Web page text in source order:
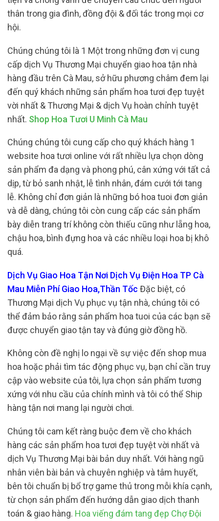
thân trong gia đình, đồng đội & đối tác trong mọi cơ
hội.
Chúng chúng tôi là 1 Một trong những đơn vị cung
cấp dịch Vụ Thương Mại chuyển giao hoa tận nhà
hàng đầu trên Cà Mau, sở hữu phương châm đem lại
đến quý khách những sản phẩm hoa tươi đẹp tuyệt
vời nhất & Thương Mại & dịch Vụ hoàn chỉnh tuyệt
nhất. Shop Hoa Tươi U Minh Cà Mau
Chúng chúng tôi cung cấp cho quý khách hàng 1
website hoa tươi online với rất nhiều lựa chọn dòng
sản phẩm đa dạng và phong phú, cân xứng với tất cả
dịp, từ bỏ sanh nhật, lễ tình nhân, đám cưới tới tang
lễ. Không chỉ đơn giản là những bó hoa tuoi đơn giản
và dễ dàng, chúng tôi còn cung cấp các sản phẩm
bày diễn trang trí không còn thiếu cũng như lẵng hoa,
chậu hoa, bình đựng hoa và các nhiều loại hoa bị khô
quá.
Dịch Vụ Giao Hoa Tận Nơi Dịch Vụ Điện Hoa TP Cà
Mau Miễn Phí Giao Hoa,Thần Tốc Đặc biệt, có
Thương Mại dịch Vụ phục vụ tận nhà, chúng tôi có
thể đảm bảo rằng sản phẩm hoa tuoi của các bạn sẽ
được chuyển giao tận tay và đúng giờ đồng hồ.
Không còn đề nghị lo ngại về sự việc đến shop mua
hoa hoặc phải tìm tác động phục vụ, bạn chỉ cần truy
cập vào website của tôi, lựa chọn sản phẩm tương
xứng với nhu cầu của chính mình và tôi có thể Ship
hàng tận nơi mang lại người chơi.
Chúng tôi cam kết ràng buộc đem về cho khách
hàng các sản phẩm hoa tươi đẹp tuyệt vời nhất và
dịch Vụ Thương Mại bài bản duy nhất. Với hàng ngũ
nhân viên bài bản và chuyên nghiệp và tâm huyết,
bên tôi chuẩn bị bổ trợ game thủ trong mỗi khía cạnh,
từ chọn sản phẩm đến hướng dẫn giao dịch thanh
toán & giao hàng. Hoa viếng đám tang đẹp Chợ Đội